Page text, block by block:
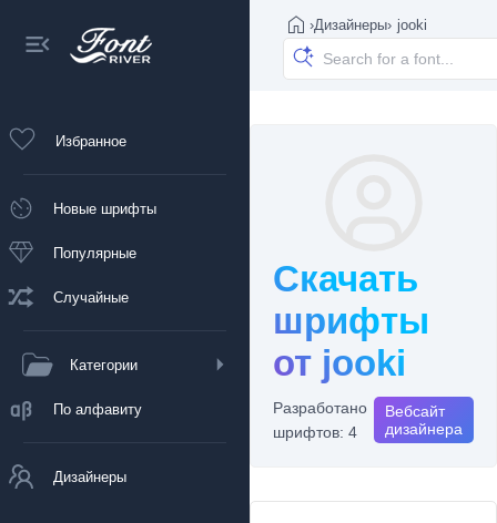
Избранное
Новые шрифты
Популярные
Случайные
Категории
По алфавиту
Дизайнеры
›Дизайнеры› jooki
Скачать
шрифты
от jooki
Разработано
шрифтов: 4
Вебсайт
дизайнера